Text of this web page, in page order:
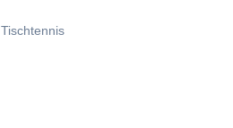
Tischtennis